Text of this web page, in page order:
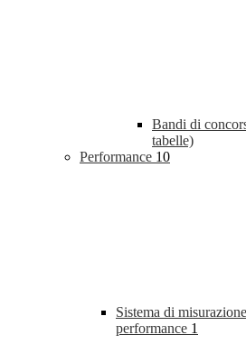
Bandi di
tabelle)
Performance 10
Sistema di
performance 1